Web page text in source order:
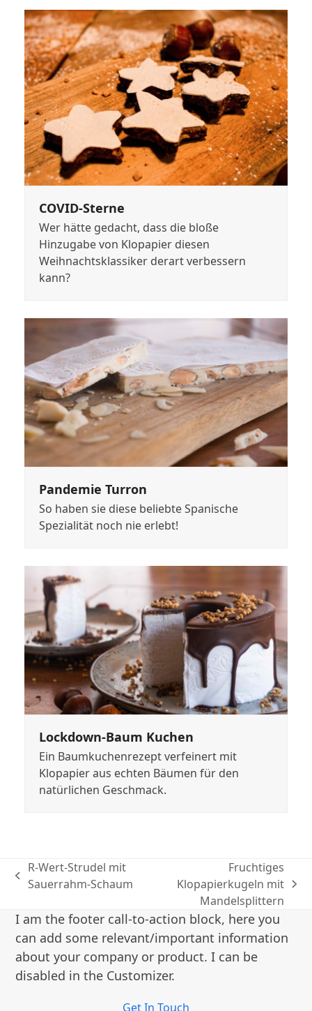
COVID-Sterne
Wer hätte gedacht, dass die bloße
Hinzugabe von Klopapier diesen
Weihnachtsklassiker derart verbessern
kann?
Pandemie Turron
So haben sie diese beliebte Spanische
Spezialität noch nie erlebt!
Lockdown-Baum Kuchen
Ein Baumkuchenrezept verfeinert mit
Klopapier aus echten Bäumen für den
natürlichen Geschmack.
vorheriger
R-Wert-Strudel mit
Sauerrahm-Schaum
Nächster
Fruchtiges
Klopapierkugeln mit
Mandelsplittern
I am the footer call-to-action block, here you
can add some relevant/important information
about your company or product. I can be
disabled in the Customizer.
Get In Touch